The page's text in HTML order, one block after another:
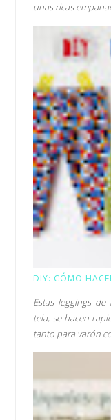
unas ricas
DIY: CÓMO
Estas leggings
tela, se hacen
tanto para varón